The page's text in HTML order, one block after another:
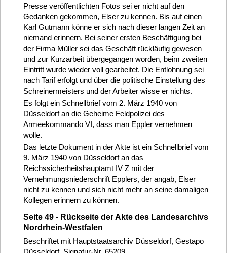
Presse veröffentlichten Fotos sei er nicht auf den
Gedanken gekommen, Elser zu kennen. Bis auf einen
Karl Gutmann könne er sich nach dieser langen Zeit an
niemand erinnern. Bei seiner ersten Beschäftigung bei
der Firma Müller sei das Geschäft rückläufig gewesen
und zur Kurzarbeit übergegangen worden, beim zweiten
Eintritt wurde wieder voll gearbeitet. Die Entlohnung sei
nach Tarif erfolgt und über die politische Einstellung des
Schreinermeisters und der Arbeiter wisse er nichts.
Es folgt ein Schnellbrief vom 2. März 1940 von
Düsseldorf an die Geheime Feldpolizei des
Armeekommando VI, dass man Eppler vernehmen
wolle.
Das letzte Dokument in der Akte ist ein Schnellbrief vom
9. März 1940 von Düsseldorf an das
Reichssicherheitshauptamt IV Z mit der
Vernehmungsniederschrift Epplers, der angab, Elser
nicht zu kennen und sich nicht mehr an seine damaligen
Kollegen erinnern zu können.
Seite 49 - Rückseite der Akte des Landesarchivs
Nordrhein-Westfalen
Beschriftet mit Hauptstaatsarchiv Düsseldorf, Gestapo